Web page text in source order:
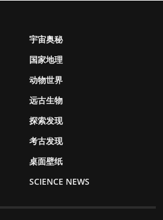
宇宙奥秘
国家地理
动物世界
远古生物
探索发现
考古发现
桌面壁纸
SCIENCE NEWS